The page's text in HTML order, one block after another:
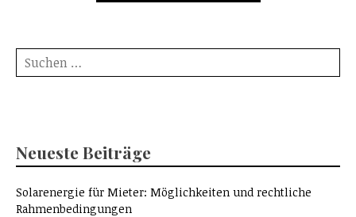
Suche
nach:
Neueste Beiträge
Solarenergie für Mieter: Möglichkeiten und rechtliche
Rahmenbedingungen